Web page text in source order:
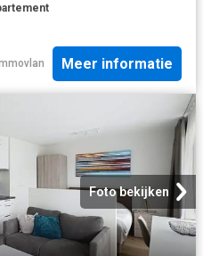
Meer informatie
Foto bekijken